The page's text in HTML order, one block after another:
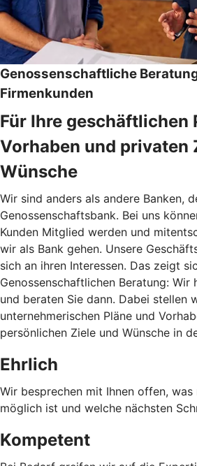
Genossenschaftliche
Firmenkunden
Für Ihre geschäftlichen
Vorhaben und privaten
Wünsche
Wir sind anders als andere Banken,
Genossenschaftsbank. Bei uns
Kunden Mitglied werden und
wir als Bank gehen. Unsere
sich an ihren Interessen. Das zeigt
Genossenschaftlichen Beratung: Wir
und beraten Sie dann. Dabei stellen
unternehmerischen Pläne und
persönlichen Ziele und Wünsche in
Ehrlich
Wir besprechen mit Ihnen offen,
möglich ist und welche nächsten
Kompetent